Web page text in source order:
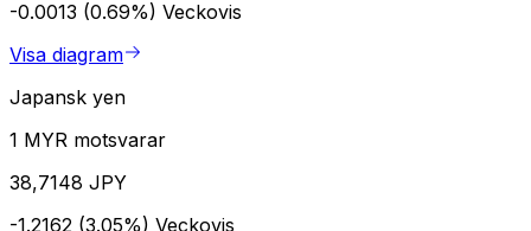
-0.0013 (0.69%) Veckovis
Visa diagram
Japansk yen
1 MYR motsvarar
38,7148 JPY
-1.2162 (3.05%) Veckovis